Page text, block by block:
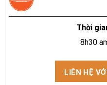
Thời
8h30
LIÊN HỆ